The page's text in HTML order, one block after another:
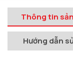
Thông tin
Hướng dẫn